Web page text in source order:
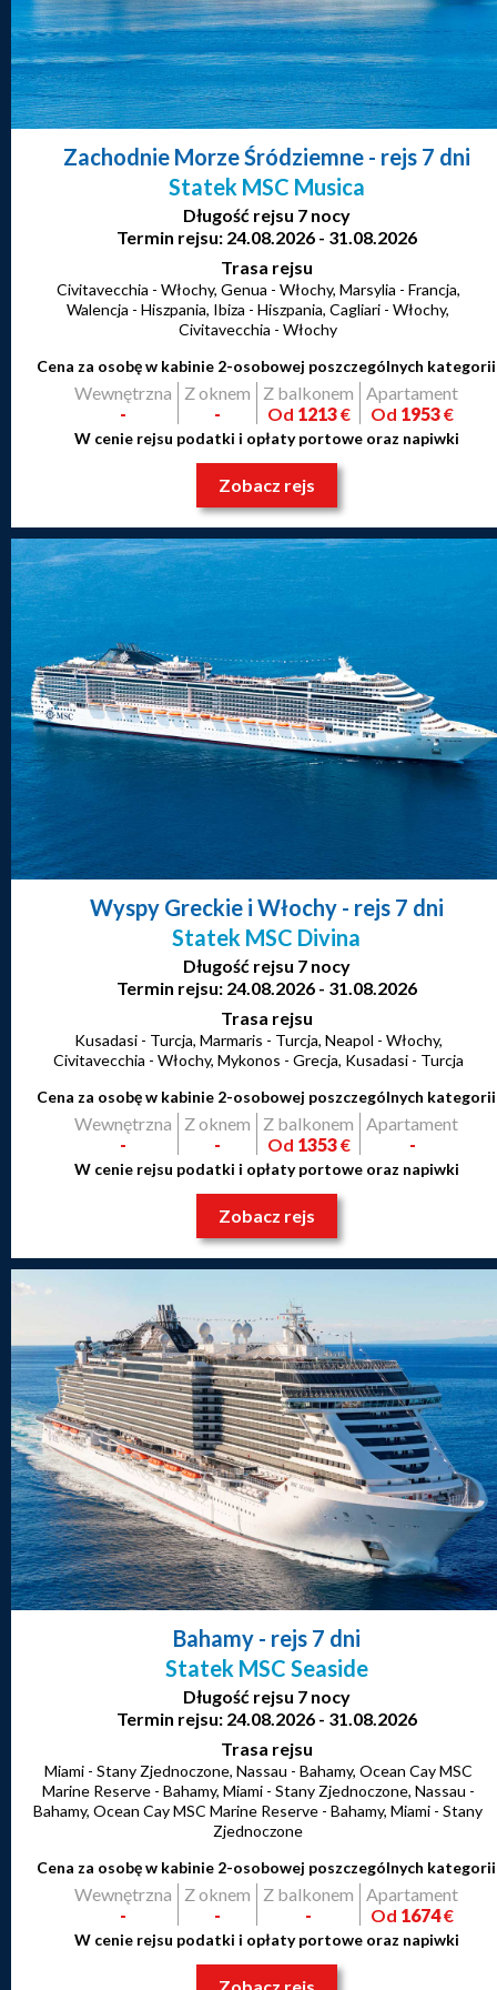
Zachodnie Morze Śródziemne- rejs 7 dni
Statek MSC Musica
Długość rejsu 7 nocy
Termin rejsu: 24.08.2026 - 31.08.2026
Trasa rejsu
Civitavecchia - Włochy, Genua - Włochy, Marsylia - Francja,
Walencja - Hiszpania, Ibiza - Hiszpania, Cagliari - Włochy,
Civitavecchia - Włochy
Cena za osobę w kabinie 2-osobowej poszczególnych kategorii
Wewnętrzna
-
Z oknem
-
Z balkonem
Od 1213€
Apartament
Od 1953€
W cenie rejsu podatki i opłaty portowe oraz napiwki
Zobacz rejs
Wyspy Greckie i Włochy- rejs 7 dni
Statek MSC Divina
Długość rejsu 7 nocy
Termin rejsu: 24.08.2026 - 31.08.2026
Trasa rejsu
Kusadasi - Turcja, Marmaris - Turcja, Neapol - Włochy,
Civitavecchia - Włochy, Mykonos - Grecja, Kusadasi - Turcja
Cena za osobę w kabinie 2-osobowej poszczególnych kategorii
Wewnętrzna
-
Z oknem
-
Z balkonem
Od 1353€
Apartament
-
W cenie rejsu podatki i opłaty portowe oraz napiwki
Zobacz rejs
Bahamy- rejs 7 dni
Statek MSC Seaside
Długość rejsu 7 nocy
Termin rejsu: 24.08.2026 - 31.08.2026
Trasa rejsu
Miami - Stany Zjednoczone, Nassau - Bahamy, Ocean Cay MSC
Marine Reserve - Bahamy, Miami - Stany Zjednoczone, Nassau -
Bahamy, Ocean Cay MSC Marine Reserve - Bahamy, Miami - Stany
Zjednoczone
Cena za osobę w kabinie 2-osobowej poszczególnych kategorii
Wewnętrzna
-
Z oknem
-
Z balkonem
-
Apartament
Od 1674€
W cenie rejsu podatki i opłaty portowe oraz napiwki
Zobacz rejs